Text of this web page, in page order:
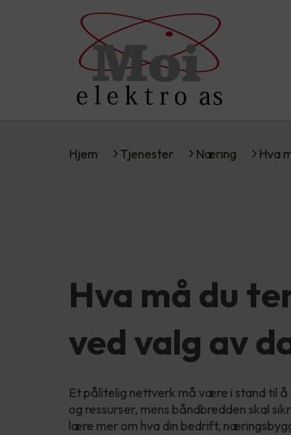
Hjem Tjenester Næring Hva
Hva må du
ved valg av
Et pålitelig nettverk må være i stand til
og ressurser, mens båndbredden skal
lære mer om hva din bedrift,